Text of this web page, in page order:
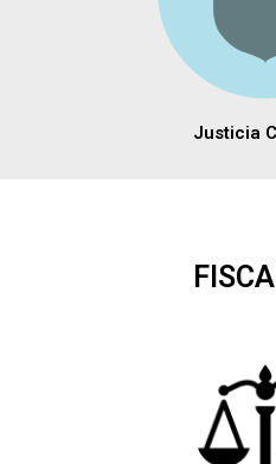
Justicia